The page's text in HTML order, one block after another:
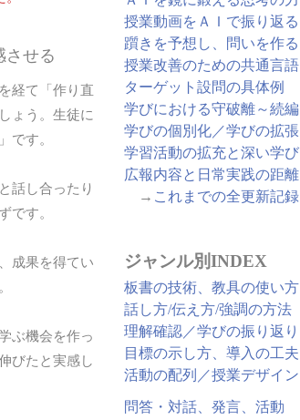
させる
経て「作り直
ょう。生徒に
です。
話し合ったり
です。
成果を得てい
ぶ機会を作っ
びたと実感し
授業動画をＡＩで振り返る
躓きを予想し、問いを作る
授業改善のための共通言語
ターゲット設問の具体例
学びにおける守破離～続編
学びの個別化／学びの拡張
学習活動の拡充と深い学び
広報内容と日常実践の距離
→ これまでの全更新記録
ジャンル別INDEX
板書の技術、教具の使い方
話し方/伝え方/強調の方法
理解確認／学びの振り返り
目標の示し方、導入の工夫
活動の配列／授業デザイン
問答・対話、発言、活動